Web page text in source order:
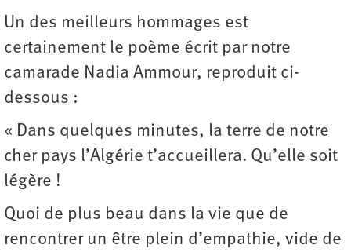
Un des meilleurs hommages est
certainement le poème écrit par notre
camarade Nadia Ammour, reproduit ci-
dessous :
« Dans quelques minutes, la terre de notre
cher pays l’Algérie t’accueillera. Qu’elle soit
légère !
Quoi de plus beau dans la vie que de
rencontrer un être plein d’empathie, vide de